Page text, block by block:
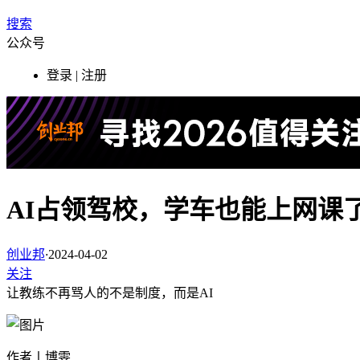
搜索
公众号
登录 | 注册
AI占领驾校，学车也能上网课
创业邦·2024-04-02
关注
让教练不再骂人的不是制度，而是AI
作者丨博雯